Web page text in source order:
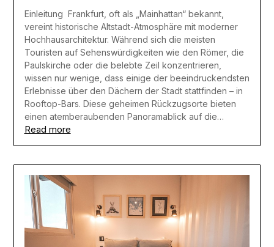
Einleitung Frankfurt, oft als „Mainhattan“ bekannt,
vereint historische Altstadt-Atmosphäre mit moderner
Hochhausarchitektur. Während sich die meisten
Touristen auf Sehenswürdigkeiten wie den Römer, die
Paulskirche oder die belebte Zeil konzentrieren,
wissen nur wenige, dass einige der beeindruckendsten
Erlebnisse über den Dächern der Stadt stattfinden – in
Rooftop-Bars. Diese geheimen Rückzugsorte bieten
einen atemberaubenden Panoramablick auf die…
Read more